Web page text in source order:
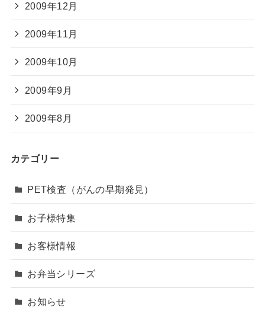
2009年12月
2009年11月
2009年10月
2009年9月
2009年8月
カテゴリー
PET検査（がんの早期発見）
お子様特集
お客様情報
お弁当シリーズ
お知らせ